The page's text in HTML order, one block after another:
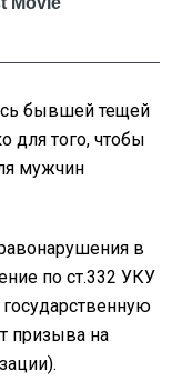
бывшей тещей
для того, чтобы
мужчин
в
по ст.332 УКУ
призыва на